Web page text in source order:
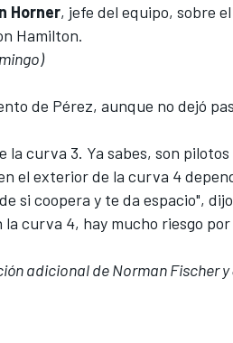
Horner, jefe del equipo, sobre
Hamilton.
de Pérez, aunque no dejó
la curva 3. Ya sabes, son
el exterior de la curva 4
si coopera y te da espacio",
curva 4, hay mucho riesgo
adicional de Norman Fischer